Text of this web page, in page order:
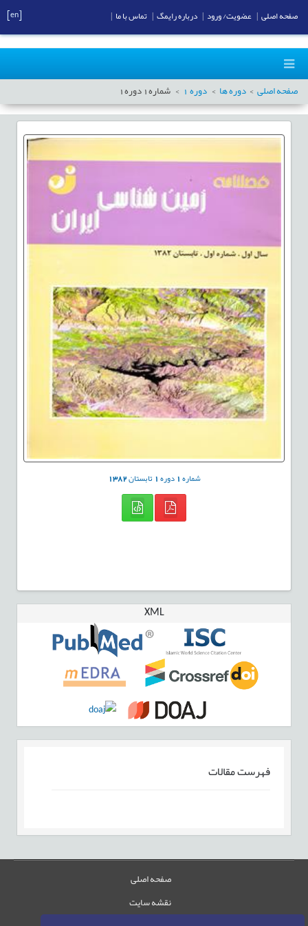
صفحه اصلی دوره ها دوره1 شماره1 دوره1
شماره1دوره1تابستان1382
XML
فهرست مقالات
صفحه اصلی
نقشه سایت
صفحه اصلی عضویت/ ورود درباره رایمگ تماس با ما